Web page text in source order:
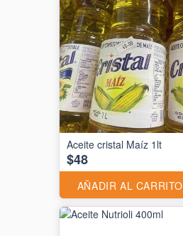
Aceite cristal Maíz 1lt
$48
AÑADIR AL CARRITO